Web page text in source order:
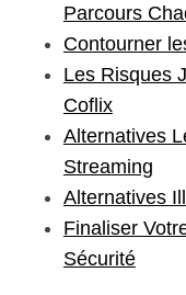
Parcours
Contourner
Les Risques
Coflix
Alternatives
Streaming
Alternatives
Finaliser
Sécurité